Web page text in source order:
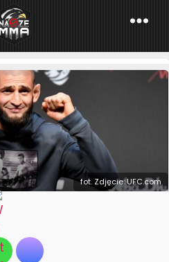
NaszeMMA
»UFC»Gustafsson: Chimaev
fot. Zdjęcie: UFC.com